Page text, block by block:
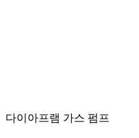
다이아프램 가스 펌프